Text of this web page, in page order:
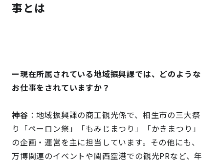
事とは
ー現在所属されている地域振興課では、どのような
お仕事をされていますか？
神谷 ：地域振興課の商工観光係で、相生市の三大祭
り「ペーロン祭」「もみじまつり」「かきまつり」
の企画・運営を主に担当しています。その他にも、
万博関連のイベントや関西空港での観光PRなど、年